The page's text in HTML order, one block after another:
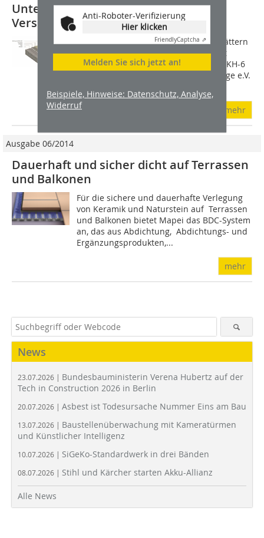
Anti-Roboter-Verifizierung
Hier klicken
FriendlyCaptcha ⇗
Melden Sie sich jetzt an!
Beispiele, Hinweise: Datenschutz, Analyse,
Widerruf
Untergrundprüfung von Böden vor
Versiegelung und Beschichtung
Gemäß den Richtlinien und Arbeitsblättern
A80 und A81 der Arbeitsgemeinschaft
Industriebau e.V. (AGI) sowie KH-0 bis KH-6
vom Bundesverband Estrich und Beläge e.V.
mehr
Ausgabe 06/2014
Dauerhaft und sicher dicht auf Terrassen
und Balkonen
Für die sichere und dauerhafte Verlegung
von Keramik und Naturstein auf Terrassen
und Balkonen bietet Mapei das BDC-System
an, das aus Abdichtung, Abdichtungs- und
Ergänzungsprodukten,...
mehr
News
23.07.2026 | Bundesbauministerin Verena Hubertz auf der
Tech in Construction 2026 in Berlin
20.07.2026 | Asbest ist Todesursache Nummer Eins am Bau
13.07.2026 | Baustellenüberwachung mit Kameratürmen
und Künstlicher Intelligenz
10.07.2026 | SiGeKo-Standardwerk in drei Bänden
08.07.2026 | Stihl und Kärcher starten Akku-Allianz
Alle News